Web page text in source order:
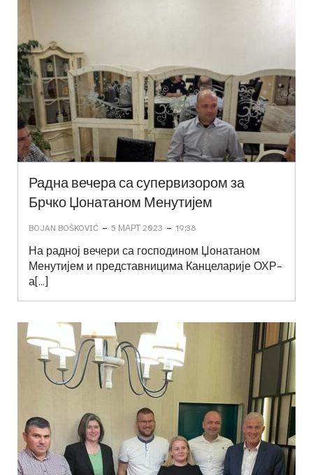
Радна вечера са супервизором за
Брчко Џонатаном Менутијем
BOJAN BOŠKOVIĆ - 5 МАРТ 2023 - 19:38
На радној вечери са господином Џонатаном
Менутијем и представницима Канцеларије ОХР-
а[…]